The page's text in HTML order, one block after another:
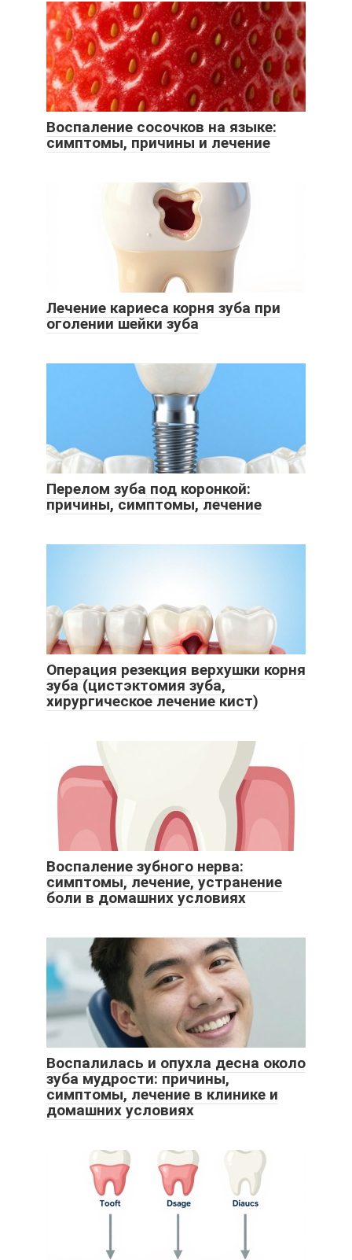
Воспаление сосочков на языке:
симптомы, причины и лечение
Лечение кариеса корня зуба при
оголении шейки зуба
Перелом зуба под коронкой:
причины, симптомы, лечение
Операция резекция верхушки корня
зуба (цистэктомия зуба,
хирургическое лечение кист)
Воспаление зубного нерва:
симптомы, лечение, устранение
боли в домашних условиях
Воспалилась и опухла десна около
зуба мудрости: причины,
симптомы, лечение в клинике и
домашних условиях